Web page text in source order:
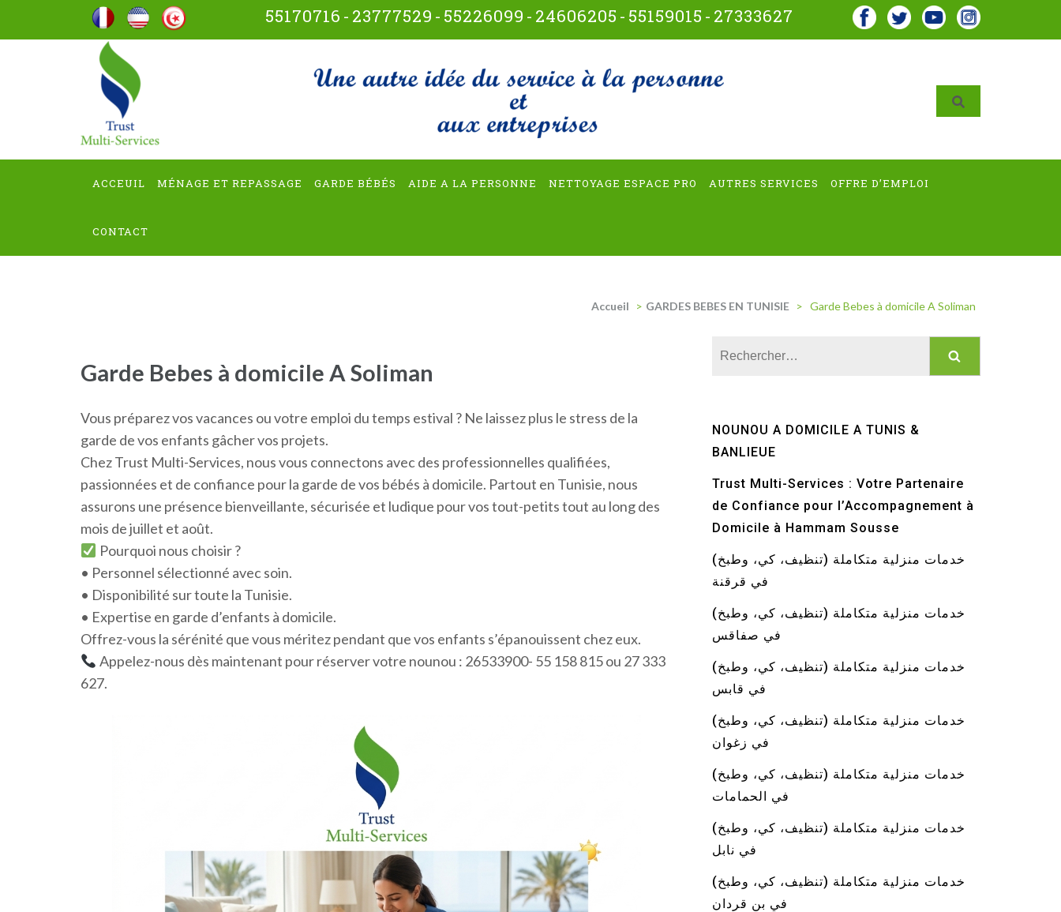
55170716 - 23777529 - 55226099 - 24606205 - 55159015 - 27333627
trust-multiservices
ACCEUIL MÉNAGE ET REPASSAGE GARDE BÉBÉS AIDE A LA PERSONNE NETTOYAGE ESPACE PRO AUTRES SERVICES OFFRE D’EMPLOI
CONTACT
Accueil > GARDES BEBES EN TUNISIE > Garde Bebes à domicile A Soliman
Garde Bebes à domicile A Soliman
Vous préparez vos vacances ou votre emploi du temps estival ? Ne laissez plus le stress de la
garde de vos enfants gâcher vos projets.
Chez Trust Multi-Services, nous vous connectons avec des professionnelles qualifiées,
passionnées et de confiance pour la garde de vos bébés à domicile. Partout en Tunisie, nous
assurons une présence bienveillante, sécurisée et ludique pour vos tout-petits tout au long des
mois de juillet et août.
Pourquoi nous choisir ?
• Personnel sélectionné avec soin.
• Disponibilité sur toute la Tunisie.
• Expertise en garde d’enfants à domicile.
Offrez-vous la sérénité que vous méritez pendant que vos enfants s’épanouissent chez eux.
Appelez-nous dès maintenant pour réserver votre nounou : 26533900- 55 158 815 ou 27 333
627.
Rechercher :
NOUNOU A DOMICILE A TUNIS &
BANLIEUE
Trust Multi-Services : Votre Partenaire
de Confiance pour l’Accompagnement à
Domicile à Hammam Sousse
خدمات منزلية متكاملة (تنظيف، كي، وطبخ)
في قرقنة
خدمات منزلية متكاملة (تنظيف، كي، وطبخ)
في صفاقس
خدمات منزلية متكاملة (تنظيف، كي، وطبخ)
في قابس
خدمات منزلية متكاملة (تنظيف، كي، وطبخ)
في زغوان
خدمات منزلية متكاملة (تنظيف، كي، وطبخ)
في الحمامات
خدمات منزلية متكاملة (تنظيف، كي، وطبخ)
في نابل
خدمات منزلية متكاملة (تنظيف، كي، وطبخ)
في بن قردان